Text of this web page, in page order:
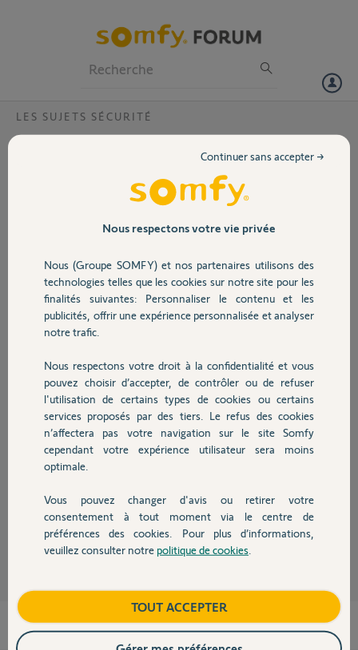
Volet
Sécurité
Domotique
Chauffage
Autres produits
Devis avec un pro
Contact
LES SUJETS SÉCURITÉ
Je suis à la recherche d'une platine de rue.
GREGORY S.
il y a presque 2 ans
Participer au fil de discussion
Réponses
Bonjour
Vous êtes ici sur un forum d'entraide !
Passez votre annonce sur le groupe Facebook. (Vente produits SOMFY
particuliers)
Bonne journée !
Jean-Luc B. il y a presque 2 ans
Nous respectons votre vie privée
Nous (Groupe SOMFY) et nos partenaires utilisons des
technologies telles que les cookies sur notre site pour les
finalités suivantes: Personnaliser le contenu et les
publicités, offrir une expérience personnalisée et analyser
notre trafic.
Nous respectons votre droit à la confidentialité et vous
pouvez choisir d’accepter, de contrôler ou de refuser
l'utilisation de certains types de cookies ou certains
services proposés par des tiers. Le refus des cookies
n’affectera pas votre navigation sur le site Somfy
cependant votre expérience utilisateur sera moins
optimale.
Vous pouvez changer d'avis ou retirer votre
consentement à tout moment via le centre de
préférences des cookies. Pour plus d’informations,
veuillez consulter notre politique de cookies
Continuer sans accepter →
TOUT ACCEPTER